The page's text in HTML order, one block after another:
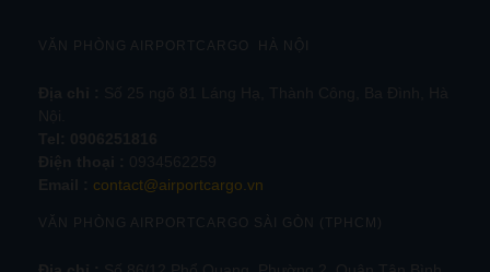
VĂN PHÒNG AIRPORTCARGO HÀ NỘI
contact@airportcargo.vn
VĂN PHÒNG AIRPORTCARGO SÀI GÒN (TPHCM)